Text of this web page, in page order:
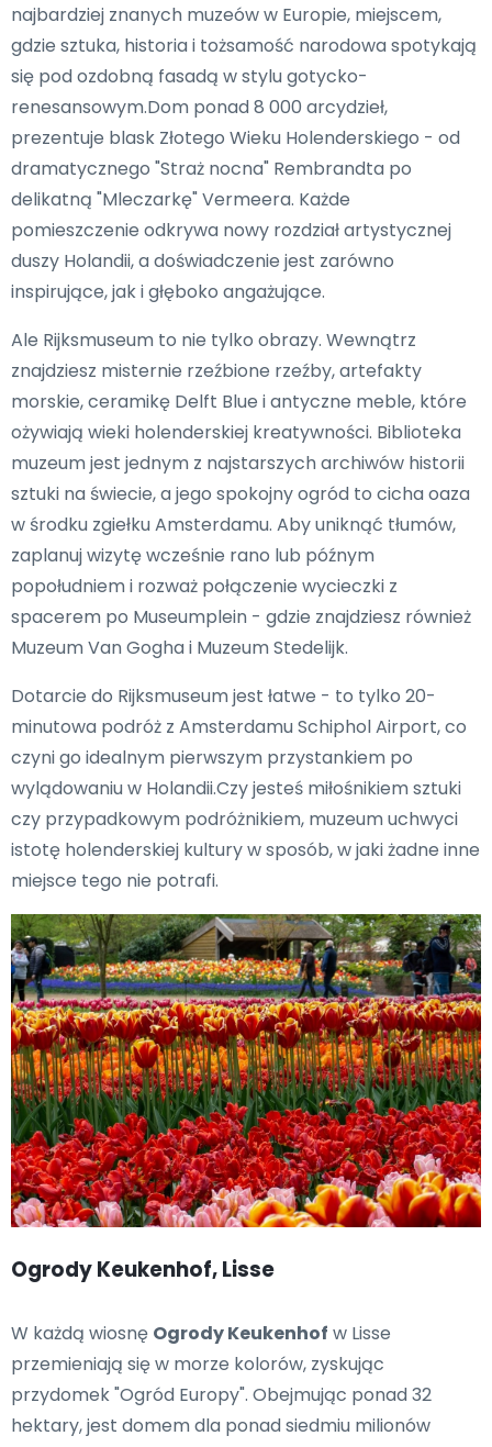
najbardziej znanych muzeów w Europie, miejscem,
gdzie sztuka, historia i tożsamość narodowa spotykają
się pod ozdobną fasadą w stylu gotycko-
renesansowym.Dom ponad 8 000 arcydzieł,
prezentuje blask Złotego Wieku Holenderskiego - od
dramatycznego "Straż nocna" Rembrandta po
delikatną "Mleczarkę" Vermeera. Każde
pomieszczenie odkrywa nowy rozdział artystycznej
duszy Holandii, a doświadczenie jest zarówno
inspirujące, jak i głęboko angażujące.
Ale Rijksmuseum to nie tylko obrazy. Wewnątrz
znajdziesz misternie rzeźbione rzeźby, artefakty
morskie, ceramikę Delft Blue i antyczne meble, które
ożywiają wieki holenderskiej kreatywności. Biblioteka
muzeum jest jednym z najstarszych archiwów historii
sztuki na świecie, a jego spokojny ogród to cicha oaza
w środku zgiełku Amsterdamu. Aby uniknąć tłumów,
zaplanuj wizytę wcześnie rano lub późnym
popołudniem i rozważ połączenie wycieczki z
spacerem po Museumplein - gdzie znajdziesz również
Muzeum Van Gogha i Muzeum Stedelijk.
Dotarcie do Rijksmuseum jest łatwe - to tylko 20-
minutowa podróż z Amsterdamu Schiphol Airport, co
czyni go idealnym pierwszym przystankiem po
wylądowaniu w Holandii.Czy jesteś miłośnikiem sztuki
czy przypadkowym podróżnikiem, muzeum uchwyci
istotę holenderskiej kultury w sposób, w jaki żadne inne
miejsce tego nie potrafi.
Ogrody Keukenhof, Lisse
W każdą wiosnę Ogrody Keukenhof w Lisse
przemieniają się w morze kolorów, zyskując
przydomek "Ogród Europy". Obejmując ponad 32
hektary, jest domem dla ponad siedmiu milionów